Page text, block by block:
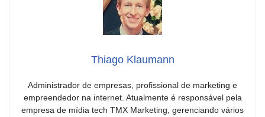
Thiago Klaumann
Administrador de empresas, profissional de marketing e
empreendedor na internet. Atualmente é responsável pela
empresa de mídia tech TMX Marketing, gerenciando vários